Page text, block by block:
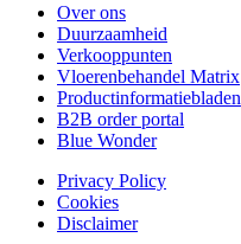
Over ons
Duurzaamheid
Verkooppunten
Vloerenbehandel Matrix
Productinformatiebladen
B2B order portal
Blue Wonder
Privacy Policy
Cookies
Disclaimer